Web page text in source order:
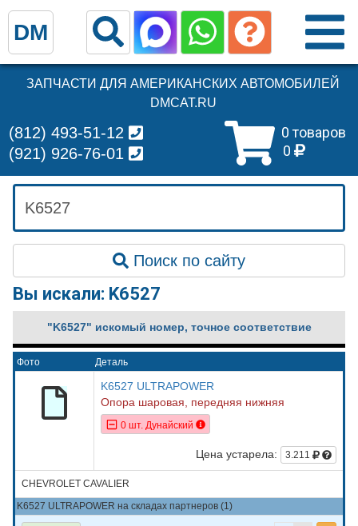
ЗАПЧАСТИ ДЛЯ АМЕРИКАНСКИХ АВТОМОБИЛЕЙ
DMCAT.RU
0 товаров
0
(812) 493-51-12
(921) 926-76-01
Поиск по сайту
Вы искали: K6527
"K6527" искомый номер, точное соответствие
Фото Деталь
K6527 ULTRAPOWER
Опора шаровая, передняя нижняя
0 шт. Дунайский
Цена устарела: 3.211
CHEVROLET CAVALIER
K6527 ULTRAPOWER на складах партнеров (1)
DM